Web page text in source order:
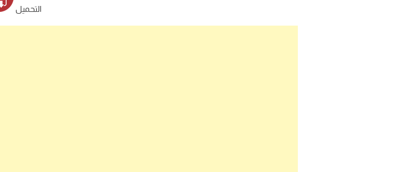
التحميل